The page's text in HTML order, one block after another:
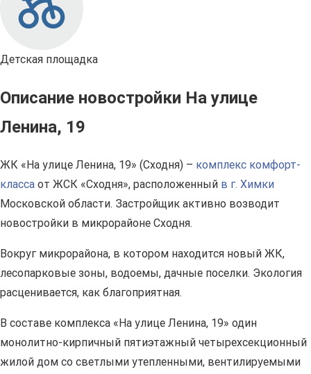
Детская площадка
Описание новостройки На улице
Ленина, 19
ЖК «На улице Ленина, 19» (Сходня) – комплекс комфорт-
класса от ЖСК «Сходня», расположенный в г. Химки
Московской области. Застройщик активно возводит
новостройки в микрорайоне Сходня.
Вокруг микрорайона, в котором находится новый ЖК,
лесопарковые зоны, водоемы, дачные поселки. Экология
расценивается, как благоприятная.
В составе комплекса «На улице Ленина, 19» один
монолитно-кирпичный пятиэтажный четырехсекционный
жилой дом со светлыми утепленными, вентилируемыми